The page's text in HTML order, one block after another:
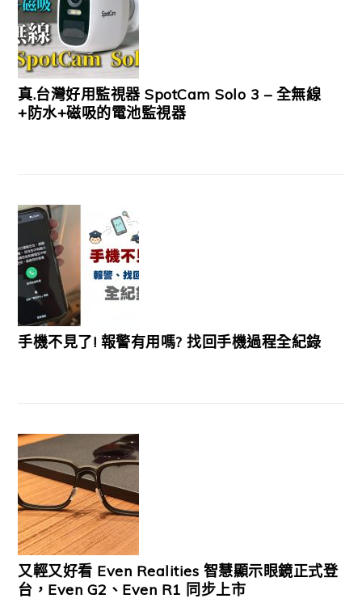
真.台灣好用監視器 SpotCam Solo 3 – 全無線
+防水+磁吸的電池監視器
手機不見了! 報警有用嗎? 找回手機過程全紀錄
又輕又好看 Even Realities 智慧顯示眼鏡正式登
台，Even G2、Even R1 同步上市